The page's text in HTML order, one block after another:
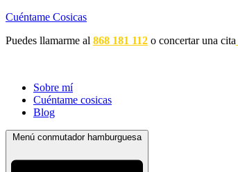
Cuéntame Cosicas
Puedes llamarme al 868 181 112 o concertar una cita
Sobre mí
Cuéntame cosicas
Blog
Menú conmutador hamburguesa